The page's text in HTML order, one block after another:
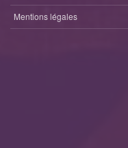
Mentions légales